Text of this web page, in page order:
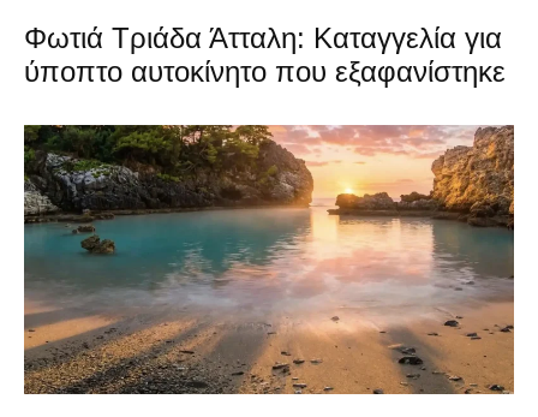
Φωτιά Τριάδα Άτταλη: Καταγγελία για
ύποπτο αυτοκίνητο που εξαφανίστηκε